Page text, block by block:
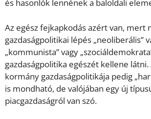
és hasonlók lennének a baloldali
Az egész fejkapkodás azért van, mert
gazdaságpolitikai lépés „neoliberális”
„kommunista” vagy
gazdaságpolitika egészét kellene
kormány gazdaságpolitikája pedig
is mondható, de valójában egy új
piacgazdaságról van szó.